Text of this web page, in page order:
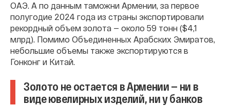
ОАЭ. А по данным таможни Армении, за первое
полугодие 2024 года из страны экспортировали
рекордный объем золота — около 59 тонн ($4,1
млрд). Помимо Объединенных Арабских Эмиратов,
небольшие объемы также экспортируются в
Гонконг и Китай.
Золото не остается в Армении — ни в
виде ювелирных изделий, ни у банков